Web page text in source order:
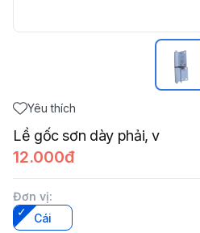
Yêu thích
Lề gốc sơn dày phải, v
12.000đ
Đơn vị:
Cái